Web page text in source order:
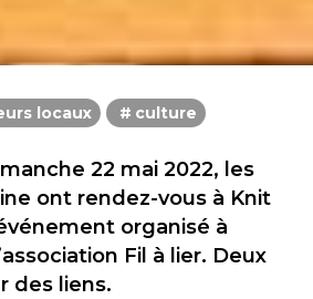
locaux culture
22 mai 2022, les
ont rendez-vous à Knit
organisé à
Fil à lier. Deux
des liens.